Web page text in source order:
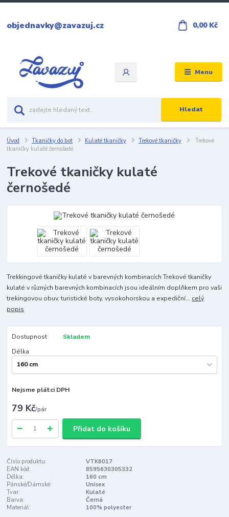
Menu
Hledat
objednavky@zavazuj.cz 0,00 Kč
Úvod Tkaničky do bot Kulaté tkaničky Trekové tkaničky
Trekové
tkaničky kulaté černošedé
Trekové tkaničky kulaté
černošedé
Trekkingové tkaničky kulaté v barevných kombinacích Trekové tkaničky
kulaté v různých barevných kombinacích jsou ideálním doplňkem pro vaši
trekingovou obuv, turistické boty, vysokohorskou a expediční... celý
popis
Dostupnost
Skladem
Délka
Nejsme plátci DPH
79 Kč/pár
Přidat do košíku
Číslo produktu:
VTK6017
EAN kód:
8595630305332
Délka:
160 cm
Pánské/Dámské:
Unisex
Tvar:
Kulaté
Barva:
Černá
Materiál:
100% polyester